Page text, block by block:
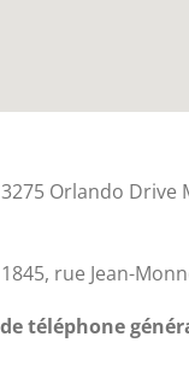
Orlando Drive
1845, rue Jean-
téléphone